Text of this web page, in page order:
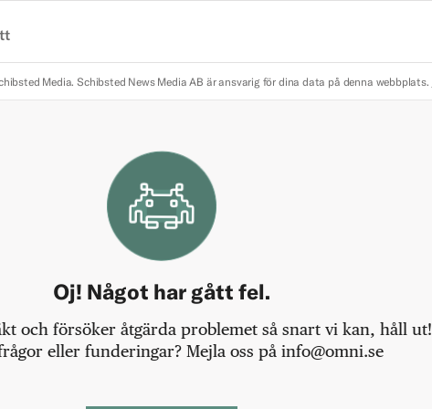
Media. Schibsted News Media AB är ansvarig för dina data på denna webbplats.
Oj! Något har gått fel.
och försöker åtgärda problemet så snart vi kan, håll ut!
eller funderingar? Mejla oss på info@omni.se